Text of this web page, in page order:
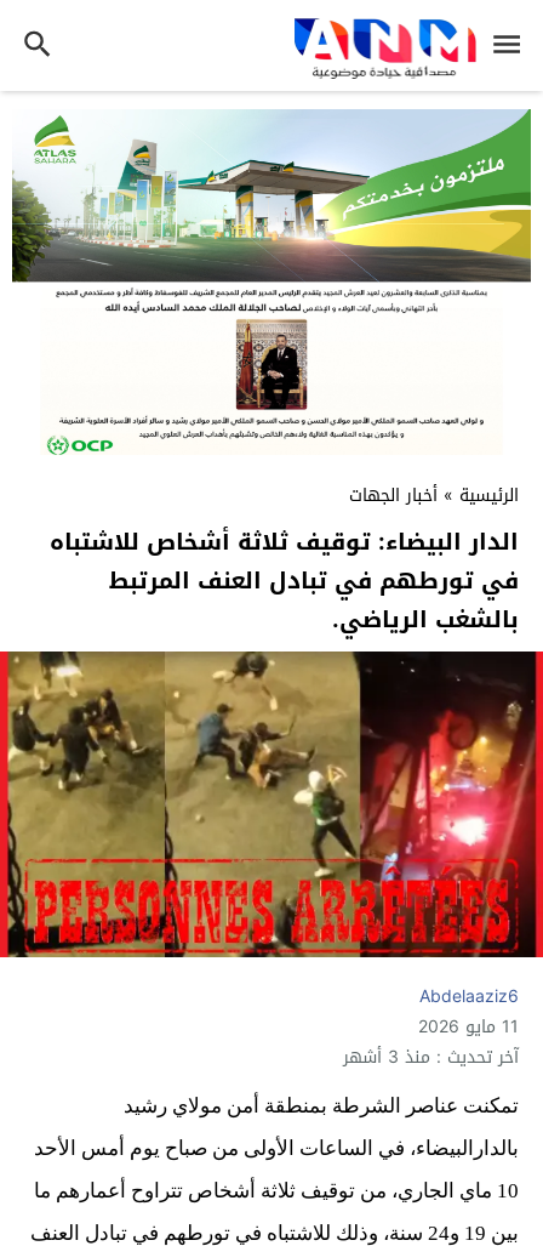
الرئيسية » أخبار الجهات
الدار البيضاء: توقيف ثلاثة أشخاص للاشتباه
في تورطهم في تبادل العنف المرتبط
بالشغب الرياضي.
Abdelaaziz6
11 مايو 2026
آخر تحديث : منذ 3 أشهر
تمكنت عناصر الشرطة بمنطقة أمن مولاي رشيد
بالدارالبيضاء، في الساعات الأولى من صباح يوم أمس الأحد
10 ماي الجاري، من توقيف ثلاثة أشخاص تتراوح أعمارهم ما
بين 19 و24 سنة، وذلك للاشتباه في تورطهم في تبادل العنف